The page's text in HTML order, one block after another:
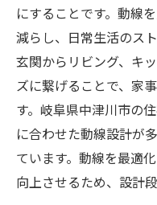
にすることです。動線
減らし、日常生活のス
玄関からリビング、キ
ズに繋げることで、家
す。岐阜県中津川市の
に合わせた動線設計が
ています。動線を最適
向上させるため、設計